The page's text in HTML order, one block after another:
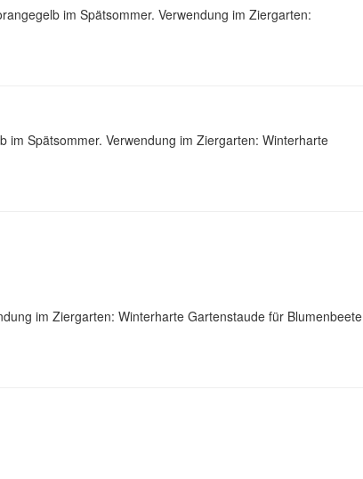
im Spätsommer. Verwendung im Ziergarten:
im Spätsommer. Verwendung im Ziergarten: Winterharte
im Ziergarten: Winterharte Gartenstaude für Blumenbeete